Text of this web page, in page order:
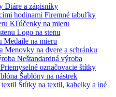
Diáre a zápisníky
Firemné tabuľky
Kľúčenky na mieru
Logo na stenu
Medaile na mieru
Menovky na dvere a schránku
Neštandardná výroba
Priemyselné označovacie štítky
Šablóny na nástrek
Štítky na textil, kabelky a iné